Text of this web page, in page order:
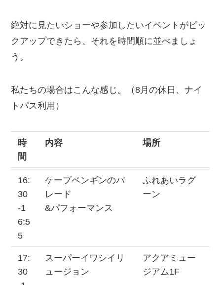
絶対に見たいショーや参加したいイベントがピッ
クアップできたら、それを時間順に並べましょ
う。
私たちの場合はこんな感じ。（8月の休日、ナイ
トパス利用）
時
間
内容 場所
16:
30
-1
6:5
5
ケープペンギンのパ
レード
&パフォーマンス
ふれあいラグ
ーン
17:
30
スーパーイワシイリ
ュージョン
アクアミュー
ジアム1F